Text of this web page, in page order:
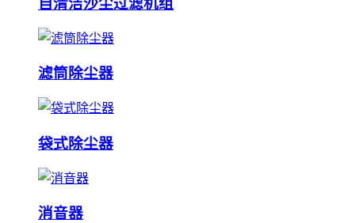
自清洁沙尘过滤机组
滤筒除尘器
袋式除尘器
消音器